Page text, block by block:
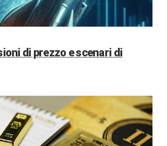
di prezzo e scenari di